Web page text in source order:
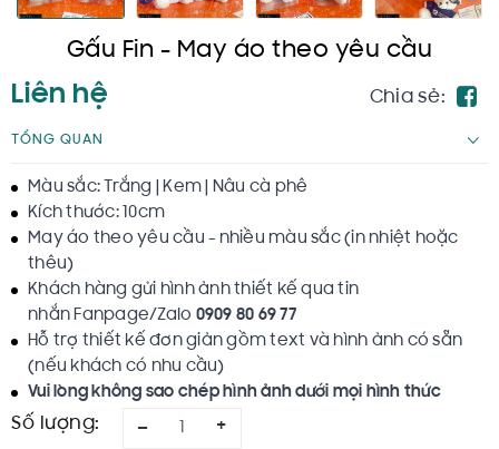
Gấu Fin - May áo theo yêu cầu
Liên hệ Chia sẻ:
TỔNG QUAN
Màu sắc: Trắng | Kem | Nâu cà phê
Kích thước: 10cm
May áo theo yêu cầu - nhiều màu sắc (in nhiệt hoặc
thêu)
Khách hàng gửi hình ảnh thiết kế qua tin
nhắn Fanpage/Zalo 0909 80 69 77
Hỗ trợ thiết kế đơn giản gồm text và hình ảnh có sẵn
(nếu khách có nhu cầu)
Vui lòng không sao chép hình ảnh dưới mọi hình thức
Số lượng: – +